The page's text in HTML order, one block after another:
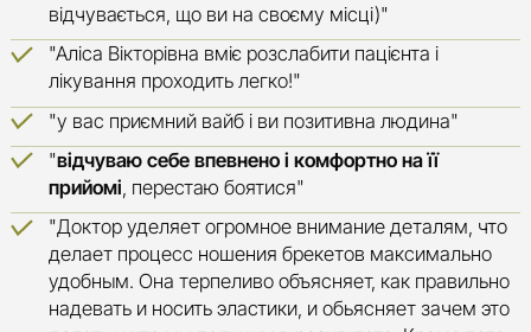
відчувається, що ви на своєму місці)"
"Аліса Вікторівна вміє розслабити пацієнта і
лікування проходить легко!"
"у вас приємний вайб і ви позитивна людина"
"відчуваю себе впевнено і комфортно на її
прийомі, перестаю боятися"
"Доктор уделяет огромное внимание деталям, что
делает процесс ношения брекетов максимально
удобным. Она терпеливо объясняет, как правильно
надевать и носить эластики, и обьясняет зачем это